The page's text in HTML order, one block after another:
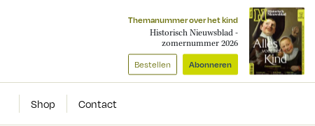
Themanummer over het kind
Historisch Nieuwsblad -
zomernummer 2026
Bestellen Abonneren
Shop Contact